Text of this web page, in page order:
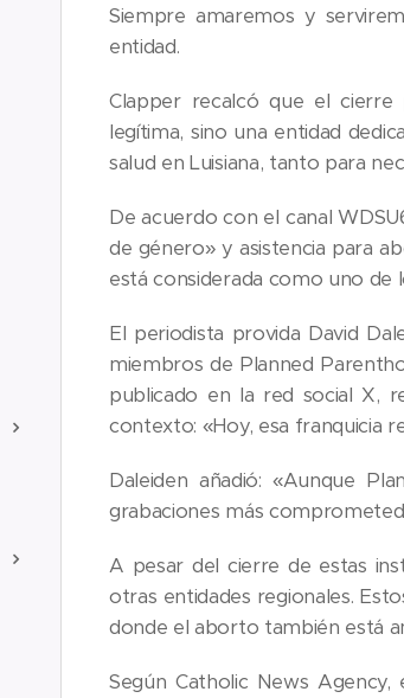
Siempre amaremos y
entidad.
Clapper recalcó que el cierre
legítima, sino una entidad
salud en Luisiana, tanto para
De acuerdo con el canal
de género» y asistencia para
está considerada como uno de
El periodista provida David
miembros de Planned
publicado en la red social X,
contexto: «Hoy, esa franquicia
Daleiden añadió: «Aunque
grabaciones más
A pesar del cierre de estas
otras entidades regionales.
donde el aborto también está
Según Catholic News